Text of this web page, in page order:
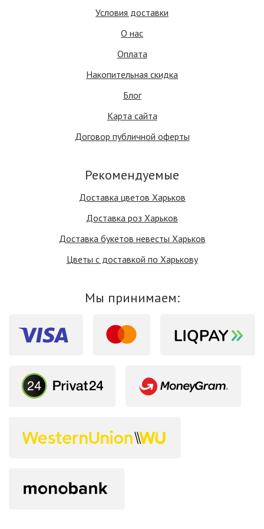
Условия доставки
О нас
Оплата
Накопительная скидка
Блог
Карта сайта
Договор публичной оферты
Рекомендуемые
Доставка цветов Харьков
Доставка роз Харьков
Доставка букетов невесты Харьков
Цветы с доставкой по Харькову
Мы принимаем: